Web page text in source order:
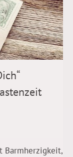
Barmherzigkeit,